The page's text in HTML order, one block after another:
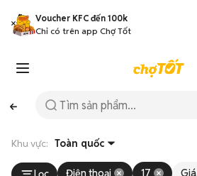
Voucher KFC đến 100k
Chỉ có trên app Chợ Tốt
Khu vực: Toàn quốc
Điện thoại 17 Giá